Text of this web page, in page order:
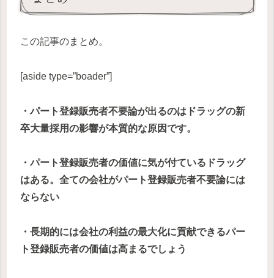
この記事のまとめ。
[aside type=”boader”]
・パート登録販売者不要論が出るのはドラッグの新
卒大量採用の影響が本質的な原因です。
・パート登録販売者の価値に気が付ているドラッグ
はある。全ての会社がパート登録販売者不要論には
ならない
・長期的には会社の利益の最大化に貢献できるパー
ト登録販売者の価値は高まるでしょう